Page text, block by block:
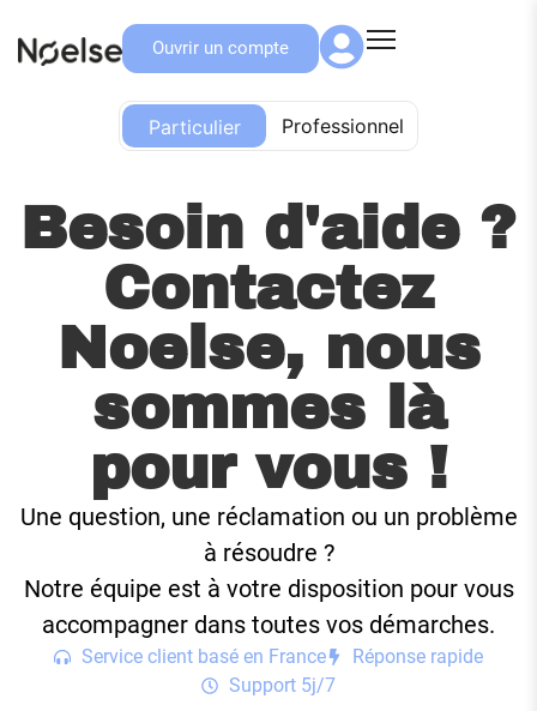
Ouvrir un compte
Particulier Professionnel
Particulier
Besoin d'aide ?
Contactez
Noelse, nous
sommes là
pour vous !
Une question, une réclamation ou un problème
à résoudre ?
Notre équipe est à votre disposition pour vous
accompagner dans toutes vos démarches.
Service client basé en France
Réponse rapide
Support 5j/7